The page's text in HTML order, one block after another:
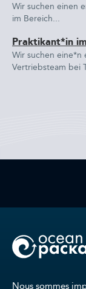
Wir suchen einen
im Bereich...
Praktikant*in
Wir suchen
Vertriebsteam bei
Nous sommes